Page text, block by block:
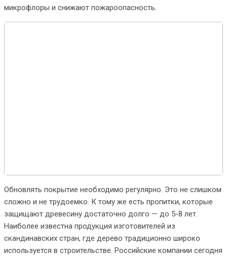
микрофлоры и снижают пожароопасность.
Обновлять покрытие необходимо регулярно. Это не слишком
сложно и не трудоемко. К тому же есть пропитки, которые
защищают древесину достаточно долго — до 5-8 лет.
Наиболее известна продукция изготовителей из
скандинавских стран, где дерево традиционно широко
используется в строительстве. Российские компании сегодня